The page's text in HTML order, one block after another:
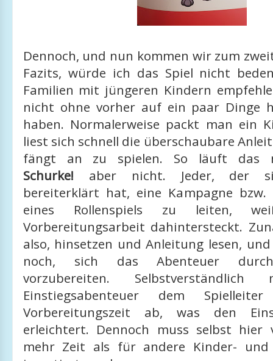
Dennoch, und nun kommen wir zum
Fazits, würde ich das Spiel nicht
Familien mit jüngeren Kindern
nicht ohne vorher auf ein paar Dinge
haben. Normalerweise packt man ein
liest sich schnell die überschaubare
fängt an zu spielen. So läuft
Schurke! aber nicht. Jeder, der
bereiterklärt hat, eine Kampagne bzw.
eines Rollenspiels zu leiten,
Vorbereitungsarbeit dahintersteckt.
also, hinsetzen und Anleitung lesen,
noch, sich das Abenteuer
vorzubereiten.
Einstiegsabenteuer dem
Vorbereitungszeit ab, was den
erleichtert. Dennoch muss selbst hier
mehr Zeit als für andere Kinder- und